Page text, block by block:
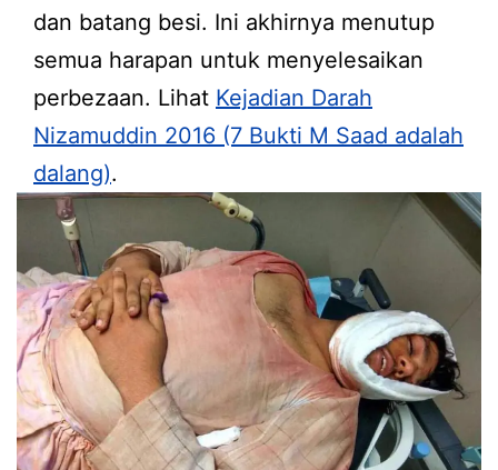
dan batang besi. Ini akhirnya menutup
semua harapan untuk menyelesaikan
perbezaan. Lihat Kejadian Darah
Nizamuddin 2016 (7 Bukti M Saad adalah
dalang).